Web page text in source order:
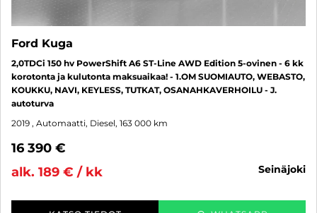
Ford Kuga
2,0TDCi 150 hv PowerShift A6 ST-Line AWD Edition 5-ovinen - 6 kk
korotonta ja kulutonta maksuaikaa! - 1.OM SUOMIAUTO, WEBASTO,
KOUKKU, NAVI, KEYLESS, TUTKAT, OSANAHKAVERHOILU - J.
autoturva
2019 , Automaatti, Diesel, 163 000 km
16 390 €
alk. 189 € / kk
seinäjoki